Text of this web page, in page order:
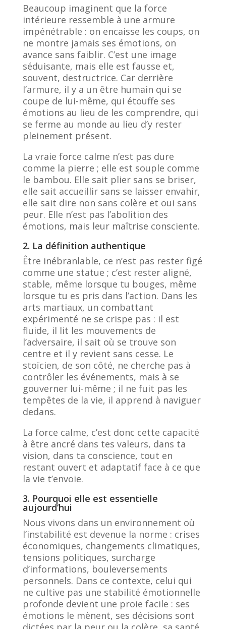
Beaucoup imaginent que la force
intérieure ressemble à une armure
impénétrable : on encaisse les coups, on
ne montre jamais ses émotions, on
avance sans faiblir. C’est une image
séduisante, mais elle est fausse et,
souvent, destructrice. Car derrière
l’armure, il y a un être humain qui se
coupe de lui-même, qui étouffe ses
émotions au lieu de les comprendre, qui
se ferme au monde au lieu d’y rester
pleinement présent.
La vraie force calme n’est pas dure
comme la pierre ; elle est souple comme
le bambou. Elle sait plier sans se briser,
elle sait accueillir sans se laisser envahir,
elle sait dire non sans colère et oui sans
peur. Elle n’est pas l’abolition des
émotions, mais leur maîtrise consciente.
2. La définition authentique
Être inébranlable, ce n’est pas rester figé
comme une statue ; c’est rester aligné,
stable, même lorsque tu bouges, même
lorsque tu es pris dans l’action. Dans les
arts martiaux, un combattant
expérimenté ne se crispe pas : il est
fluide, il lit les mouvements de
l’adversaire, il sait où se trouve son
centre et il y revient sans cesse. Le
stoïcien, de son côté, ne cherche pas à
contrôler les événements, mais à se
gouverner lui-même ; il ne fuit pas les
tempêtes de la vie, il apprend à naviguer
dedans.
La force calme, c’est donc cette capacité
à être ancré dans tes valeurs, dans ta
vision, dans ta conscience, tout en
restant ouvert et adaptatif face à ce que
la vie t’envoie.
3. Pourquoi elle est essentielle
aujourd’hui
Nous vivons dans un environnement où
l’instabilité est devenue la norme : crises
économiques, changements climatiques,
tensions politiques, surcharge
d’informations, bouleversements
personnels. Dans ce contexte, celui qui
ne cultive pas une stabilité émotionnelle
profonde devient une proie facile : ses
émotions le mènent, ses décisions sont